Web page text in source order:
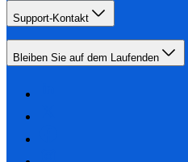
Support-Kontakt
Bleiben Sie auf dem Laufenden